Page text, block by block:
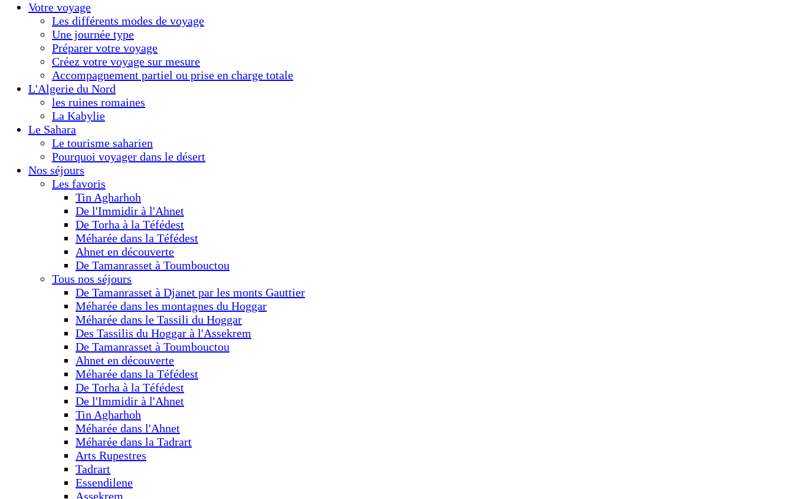
Votre voyage
Les différents modes de voyage
Une journée type
Préparer votre voyage
Créez votre voyage sur mesure
Accompagnement partiel ou prise en charge totale
L'Algerie du Nord
les ruines romaines
La Kabylie
Le Sahara
Le tourisme saharien
Pourquoi voyager dans le désert
Nos séjours
Les favoris
Tin Agharhoh
De l'Immidir à l'Ahnet
De Torha à la Téfédest
Méharée dans la Téfédest
Ahnet en découverte
De Tamanrasset à Toumbouctou
Tous nos séjours
De Tamanrasset à Djanet par les monts Gauttier
Méharée dans les montagnes du Hoggar
Méharée dans le Tassili du Hoggar
Des Tassilis du Hoggar à l'Assekrem
De Tamanrasset à Toumbouctou
Ahnet en découverte
Méharée dans la Téfédest
De Torha à la Téfédest
De l'Immidir à l'Ahnet
Tin Agharhoh
Méharée dans l'Ahnet
Méharée dans la Tadrart
Arts Rupestres
Tadrart
Essendilene
Assekrem